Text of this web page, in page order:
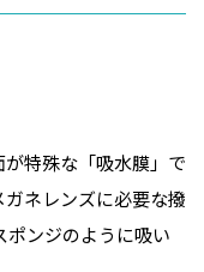
が特殊な「吸水膜」で
ネレンズに必要な撥
ンジのように吸い